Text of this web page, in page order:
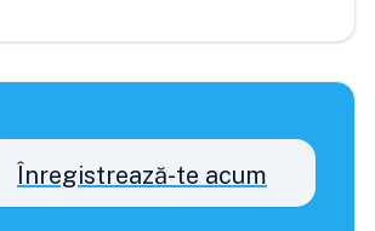
Înregistrează-te acum